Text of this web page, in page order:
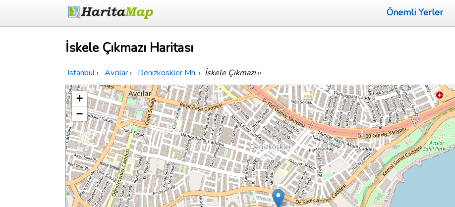
Önemli Yerler
İskele Çıkmazı Haritası
Istanbul › Avcılar › Denızkoskler Mh. › İskele Çıkmazı»
+
−